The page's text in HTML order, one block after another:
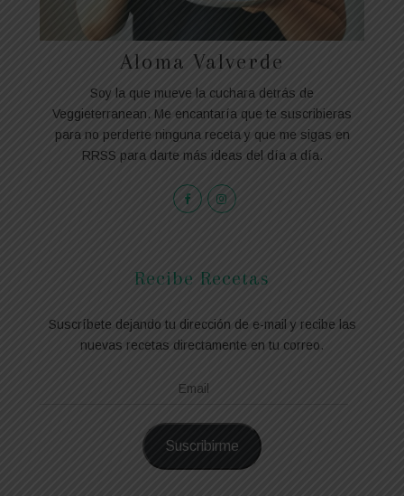
Aloma Valverde
Soy la que mueve la cuchara detrás de
Veggieterranean. Me encantaría que te suscribieras
para no perderte ninguna receta y que me sigas en
RRSS para darte más ideas del día a día.
Recibe Recetas
Suscríbete dejando tu dirección de e-mail y recibe las
nuevas recetas directamente en tu correo.
Email
Suscribirme